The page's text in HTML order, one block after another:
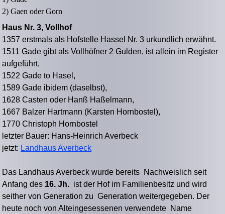
2) Gaen oder Gorn
Haus Nr. 3, Vollhof
1357 erstmals als Hofstelle Hassel Nr. 3 urkundlich erwähnt.
1511 Gade gibt als Vollhöfner 2 Gulden, ist allein im Register
aufgeführt,
1522 Gade to Hasel,
1589 Gade ibidem (daselbst),
1628 Casten oder Hanß Haßelmann,
1667 Balzer Hartmann (Karsten Hornbostel),
1770 Christoph Hornbostel
letzter Bauer: Hans-Heinrich Averbeck
jetzt: Landhaus Averbeck
Das Landhaus Averbeck wurde bereits Nachweislich seit
Anfang des 16. Jh. ist der Hof im Familienbesitz und wird
seither von Generation zu Generation weitergegeben. Der
heute noch von Alteingesessenen verwendete Name